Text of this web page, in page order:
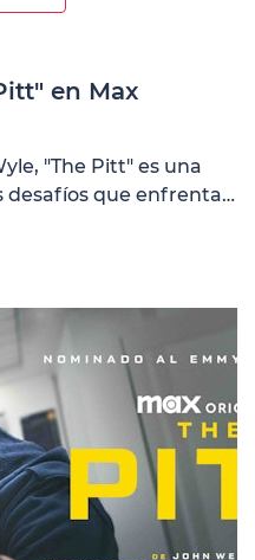
en Max
"The Pitt" es una
desafíos que enfrentan